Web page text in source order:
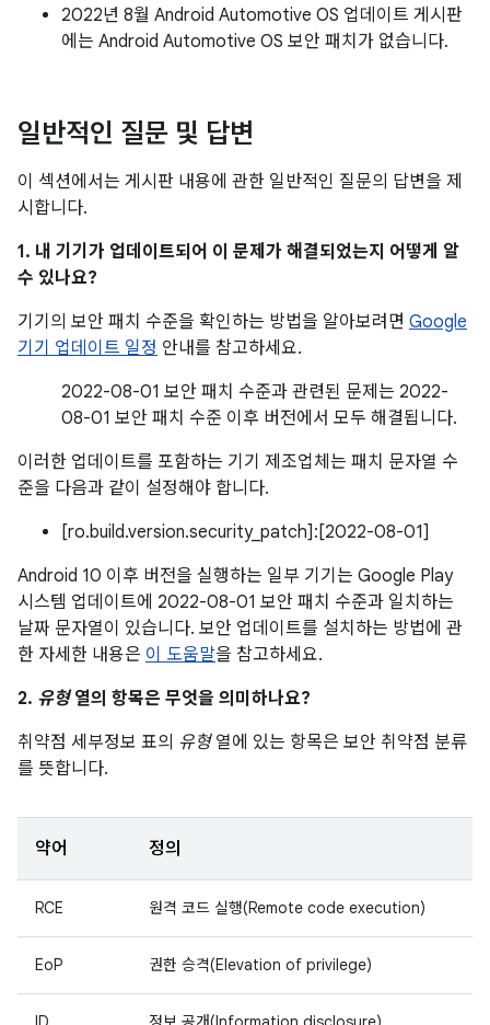
2022년 8월 Android Automotive OS 업데이트 게시판
에는 Android Automotive OS 보안 패치가 없습니다.
일반적인 질문 및 답변
이 섹션에서는 게시판 내용에 관한 일반적인 질문의 답변을 제
시합니다.
1. 내 기기가 업데이트되어 이 문제가 해결되었는지 어떻게 알
수 있나요?
기기의 보안 패치 수준을 확인하는 방법을 알아보려면 Google
기기 업데이트 일정 안내를 참고하세요.
2022-08-01 보안 패치 수준과 관련된 문제는 2022-
08-01 보안 패치 수준 이후 버전에서 모두 해결됩니다.
이러한 업데이트를 포함하는 기기 제조업체는 패치 문자열 수
준을 다음과 같이 설정해야 합니다.
[ro.build.version.security_patch]:[2022-08-01]
Android 10 이후 버전을 실행하는 일부 기기는 Google Play
시스템 업데이트에 2022-08-01 보안 패치 수준과 일치하는
날짜 문자열이 있습니다. 보안 업데이트를 설치하는 방법에 관
한 자세한 내용은 이 도움말을 참고하세요.
2. 유형열의 항목은 무엇을 의미하나요?
취약점 세부정보 표의 유형열에 있는 항목은 보안 취약점 분류
를 뜻합니다.
약어 정의
RCE 원격 코드 실행(Remote code execution)
EoP 권한 승격(Elevation of privilege)